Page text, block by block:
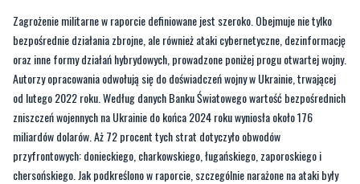
Zagrożenie militarne w raporcie definiowane jest szeroko. Obejmuje nie tylko
bezpośrednie działania zbrojne, ale również ataki cybernetyczne, dezinformację
oraz inne formy działań hybrydowych, prowadzone poniżej progu otwartej wojny.
Autorzy opracowania odwołują się do doświadczeń wojny w Ukrainie, trwającej
od lutego 2022 roku. Według danych Banku Światowego wartość bezpośrednich
zniszczeń wojennych na Ukrainie do końca 2024 roku wyniosła około 176
miliardów dolarów. Aż 72 procent tych strat dotyczyło obwodów
przyfrontowych: donieckiego, charkowskiego, ługańskiego, zaporoskiego i
chersońskiego. Jak podkreślono w raporcie, szczególnie narażone na ataki były